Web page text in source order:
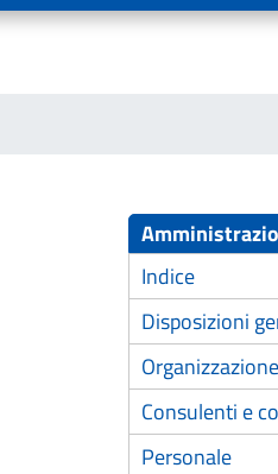
Indice
Disposizioni
Organizzazione
Consulenti e
Personale